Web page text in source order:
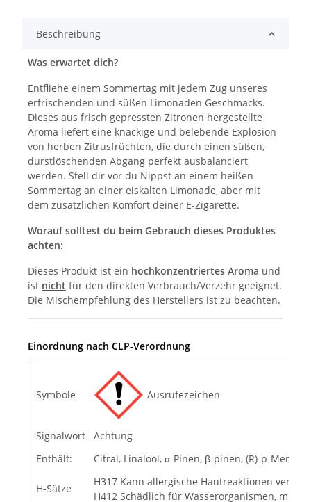
Beschreibung
Was erwartet dich?
Entfliehe einem Sommertag mit jedem Zug unseres
erfrischenden und süßen Limonaden Geschmacks.
Dieses aus frisch gepressten Zitronen hergestellte
Aroma liefert eine knackige und belebende Explosion
von herben Zitrusfrüchten, die durch einen süßen,
durstlöschenden Abgang perfekt ausbalanciert
werden. Stell dir vor du Nippst an einem heißen
Sommertag an einer eiskalten Limonade, aber mit
dem zusätzlichen Komfort deiner E-Zigarette.
Worauf solltest du beim Gebrauch dieses Produktes
achten:
Dieses Produkt ist ein hochkonzentriertes Aroma und
ist nicht für den direkten Verbrauch/Verzehr geeignet.
Die Mischempfehlung des Herstellers ist zu beachten.
Einordnung nach CLP-Verordnung
Symbole Ausrufezeichen
Signalwort
Achtung
Enthält:
Citral, Linalool, α-Pinen, β-pinen, (R)-p-
H-Sätze
H317 Kann allergische Hautreaktionen
H412 Schädlich für Wasserorganismen, mit